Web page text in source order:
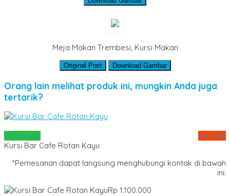
Meja Makan Trembesi, Kursi Makan
Original Post Download Gambar
Orang lain melihat produk ini, mungkin Anda juga
tertarik?
Whatsapp
via SMS
Kursi Bar Cafe Rotan Kayu
*Pemesanan dapat langsung menghubungi kontak di bawah
ini:
Rp 1.100.000